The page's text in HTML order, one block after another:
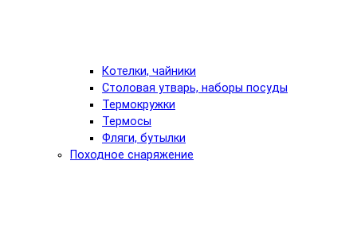
Котелки, чайники
Столовая утварь, наборы посуды
Термокружки
Термосы
Фляги, бутылки
Походное снаряжение